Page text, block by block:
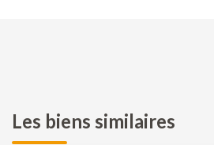
Les biens similaires